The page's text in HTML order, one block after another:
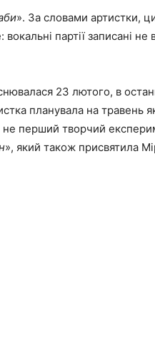
». За словами артистки,
партії записані не
23 лютого, в
планувала на травень
не перший творчий
», який також присвятила